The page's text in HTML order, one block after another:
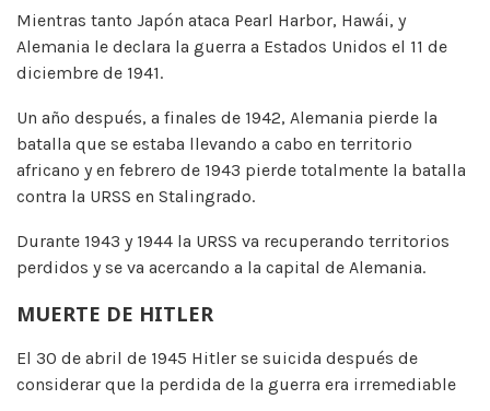
Mientras tanto Japón ataca Pearl Harbor, Hawái, y
Alemania le declara la guerra a Estados Unidos el 11 de
diciembre de 1941.
Un año después, a finales de 1942, Alemania pierde la
batalla que se estaba llevando a cabo en territorio
africano y en febrero de 1943 pierde totalmente la batalla
contra la URSS en Stalingrado.
Durante 1943 y 1944 la URSS va recuperando territorios
perdidos y se va acercando a la capital de Alemania.
MUERTE DE HITLER
El 30 de abril de 1945 Hitler se suicida después de
considerar que la perdida de la guerra era irremediable